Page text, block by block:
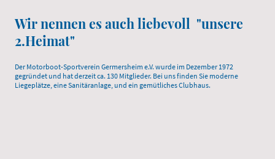
Wir nennen es auch liebevoll "unsere
2.Heimat"
Der Motorboot-Sportverein Germersheim e.V. wurde im Dezember 1972
gegründet und hat derzeit ca. 130 Mitglieder. Bei uns finden Sie moderne
Liegeplätze, eine Sanitäranlage, und ein gemütliches Clubhaus.